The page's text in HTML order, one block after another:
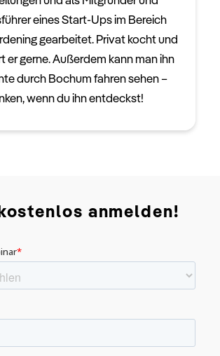
eines Start-Ups im Bereich
gearbeitet. Privat kocht und
er gerne. Außerdem kann man ihn
durch Bochum fahren sehen –
wenn du ihn entdeckst!
anmelden!